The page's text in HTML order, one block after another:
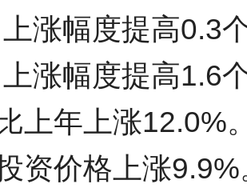
涨幅度提高0.3
涨幅度提高1.6
上年上涨12.0%
资价格上涨